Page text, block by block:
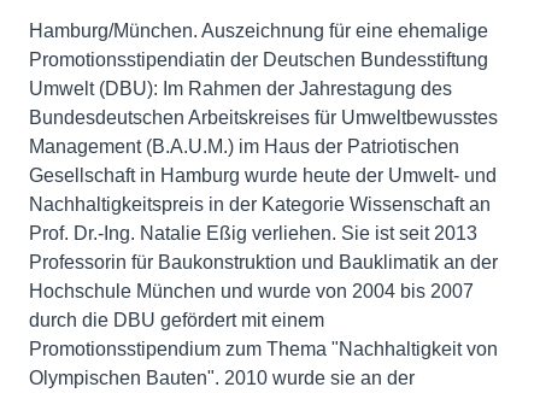
Hamburg/München. Auszeichnung für eine ehemalige
Promotionsstipendiatin der Deutschen Bundesstiftung
Umwelt (DBU): Im Rahmen der Jahrestagung des
Bundesdeutschen Arbeitskreises für Umweltbewusstes
Management (B.A.U.M.) im Haus der Patriotischen
Gesellschaft in Hamburg wurde heute der Umwelt- und
Nachhaltigkeitspreis in der Kategorie Wissenschaft an
Prof. Dr.-Ing. Natalie Eßig verliehen. Sie ist seit 2013
Professorin für Baukonstruktion und Bauklimatik an der
Hochschule München und wurde von 2004 bis 2007
durch die DBU gefördert mit einem
Promotionsstipendium zum Thema "Nachhaltigkeit von
Olympischen Bauten". 2010 wurde sie an der